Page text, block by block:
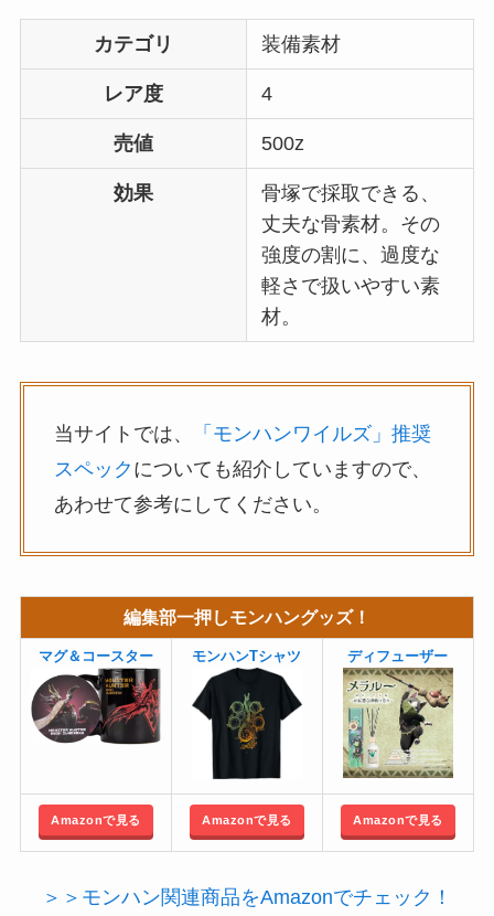
カテゴリ 装備素材
レア度 4
売値 500z
効果
骨塚で採取できる、
丈夫な骨素材。その
強度の割に、過度な
軽さで扱いやすい素
材。
当サイトでは、
「モンハンワイルズ」推奨
スペック についても紹介していますので、
あわせて参考にしてください。
編集部一押しモンハングッズ！
マグ＆コースター モンハンTシャツ ディフューザー
Amazonで見る Amazonで見る Amazonで見る
＞＞モンハン関連商品をAmazonでチェック！